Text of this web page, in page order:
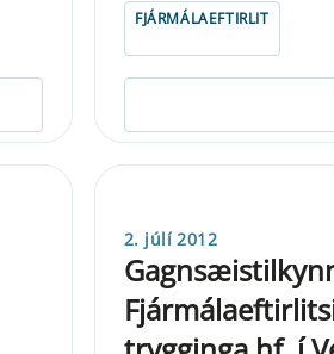
FJÁRMÁLAEFTIRLIT
2. júlí 2012